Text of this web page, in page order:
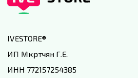
IVESTORE®
ИП Мкртчян Г.Е.
ИНН 772157254385